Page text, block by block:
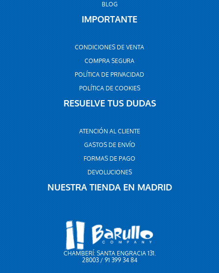
BLOG
IMPORTANTE
CONDICIONES DE VENTA
COMPRA SEGURA
POLÍTICA DE PRIVACIDAD
POLÍTICA DE COOKIES
RESUELVE TUS DUDAS
ATENCIÓN AL CLIENTE
GASTOS DE ENVÍO
FORMAS DE PAGO
DEVOLUCIONES
NUESTRA TIENDA EN MADRID
CHAMBERÍ: SANTA ENGRACIA 131.
28003 / 91 399 34 84